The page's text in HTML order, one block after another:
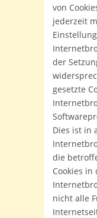
von
jederzeit
der
gesetzte
Dies ist in
die
Cookies in
nicht alle